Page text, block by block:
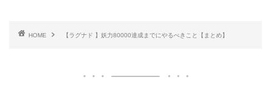
HOME 【ラグナド 】妖力80000達成までにやるべきこと【まとめ】